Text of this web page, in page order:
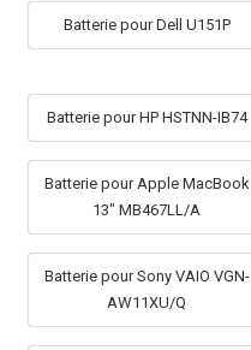
Batterie pour Dell U151P
Batterie pour HP HSTNN-IB74
Batterie pour Apple MacBook
13" MB467LL/A
Batterie pour Sony VAIO VGN-
AW11XU/Q